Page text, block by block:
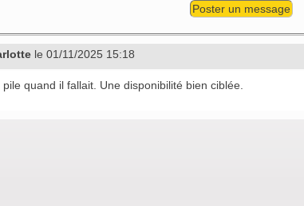
Poster un message
le 01/11/2025 15:18
quand il fallait. Une disponibilité bien ciblée.